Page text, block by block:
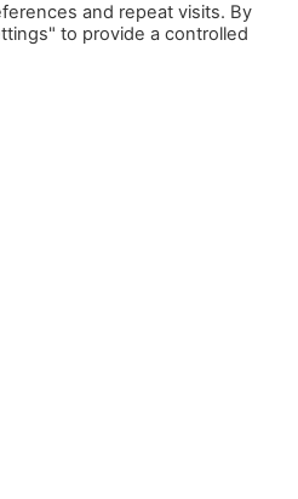
and repeat visits. By
to provide a controlled